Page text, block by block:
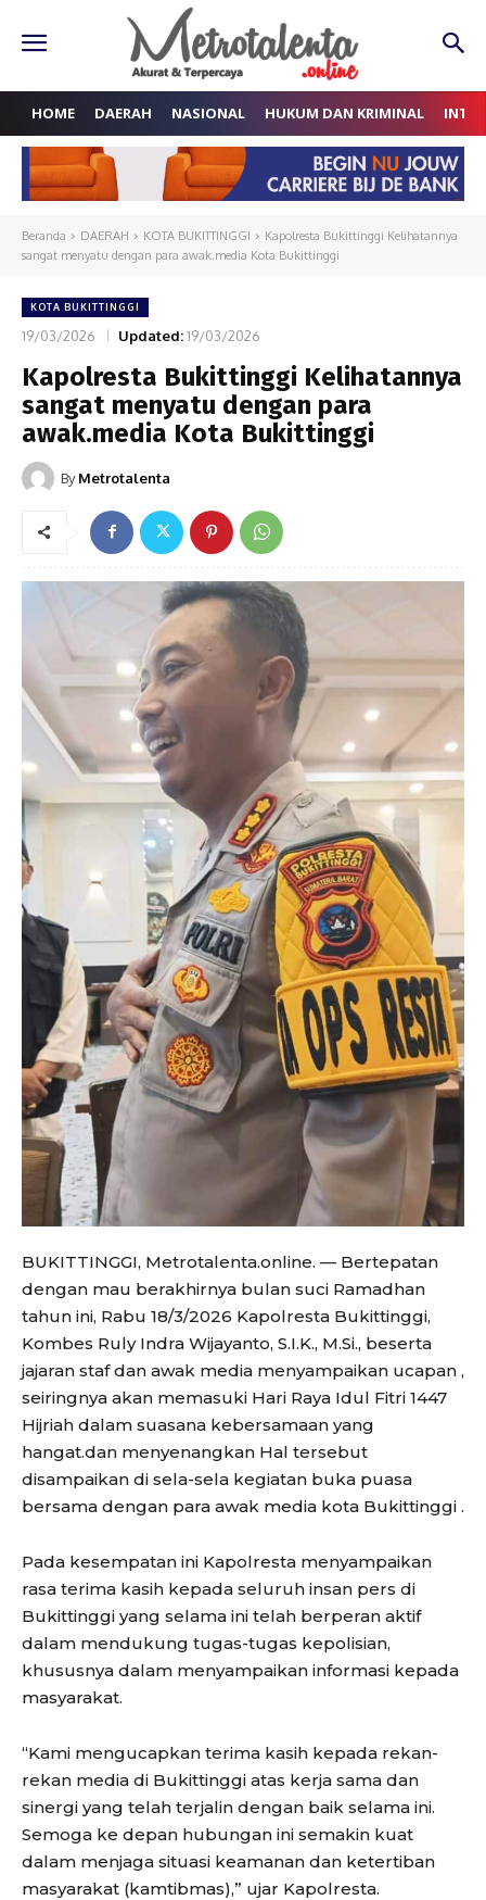
HOME DAERAH NASIONAL HUKUM DAN KRIMINAL
Beranda DAERAH KOTA BUKITTINGGI
Kapolresta Bukittinggi Kelihatannya
sangat menyatu dengan para awak.media Kota Bukittinggi
KOTA BUKITTINGGI
19/03/2026 Updated:19/03/2026
Kapolresta Bukittinggi Kelihatannya
sangat menyatu dengan para
awak.media Kota Bukittinggi
By Metrotalenta
BUKITTINGGI, Metrotalenta.online. — Bertepatan
dengan mau berakhirnya bulan suci Ramadhan
tahun ini, Rabu 18/3/2026 Kapolresta Bukittinggi,
Kombes Ruly Indra Wijayanto, S.I.K., M.Si., beserta
jajaran staf dan awak media menyampaikan ucapan ,
seiringnya akan memasuki Hari Raya Idul Fitri 1447
Hijriah dalam suasana kebersamaan yang
hangat.dan menyenangkan Hal tersebut
disampaikan di sela-sela kegiatan buka puasa
bersama dengan para awak media kota Bukittinggi .
Pada kesempatan ini Kapolresta menyampaikan
rasa terima kasih kepada seluruh insan pers di
Bukittinggi yang selama ini telah berperan aktif
dalam mendukung tugas-tugas kepolisian,
khususnya dalam menyampaikan informasi kepada
masyarakat.
“Kami mengucapkan terima kasih kepada rekan-
rekan media di Bukittinggi atas kerja sama dan
sinergi yang telah terjalin dengan baik selama ini.
Semoga ke depan hubungan ini semakin kuat
dalam menjaga situasi keamanan dan ketertiban
masyarakat (kamtibmas),” ujar Kapolresta.